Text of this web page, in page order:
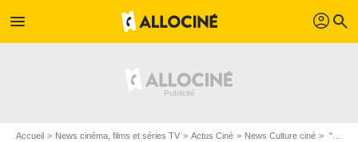
menu profil search
Accueil News cinéma, films et séries TV Actus Ciné News Culture ciné "Une incompréhension mutuelle" : il y a 59 ans, Jean Gabin ne s'est pas entendu avec le plus grand acteur comique français de tous les temps